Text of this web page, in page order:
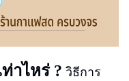
าไหร่ ? วิธีการ